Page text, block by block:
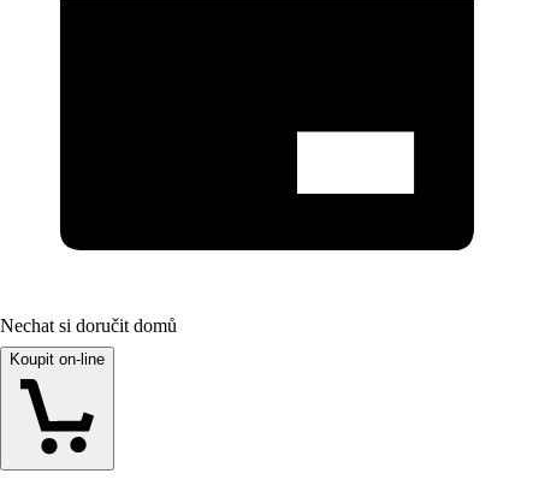
Nechat si doručit domů
Koupit on-line